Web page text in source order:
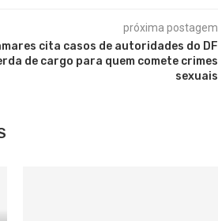
próxima postagem
cita casos de autoridades do DF
de cargo para quem comete crimes
sexuais